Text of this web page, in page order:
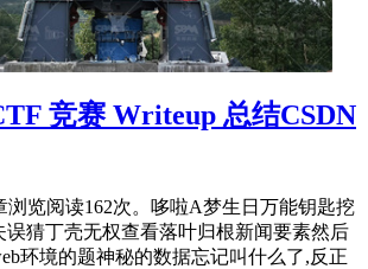
竞赛 Writeup 总结CSDN
浏览阅读162次。哆啦A梦生日万能钥匙挖
误猜丁壳无权查看落叶归根新闻要素然后
环境的题神秘的数据忘记叫什么了,反正